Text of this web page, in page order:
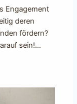
Engagement
deren
fördern?
sein!…